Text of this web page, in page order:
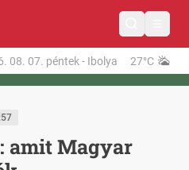
08. 07. péntek- Ibolya 27°C
amit Magyar